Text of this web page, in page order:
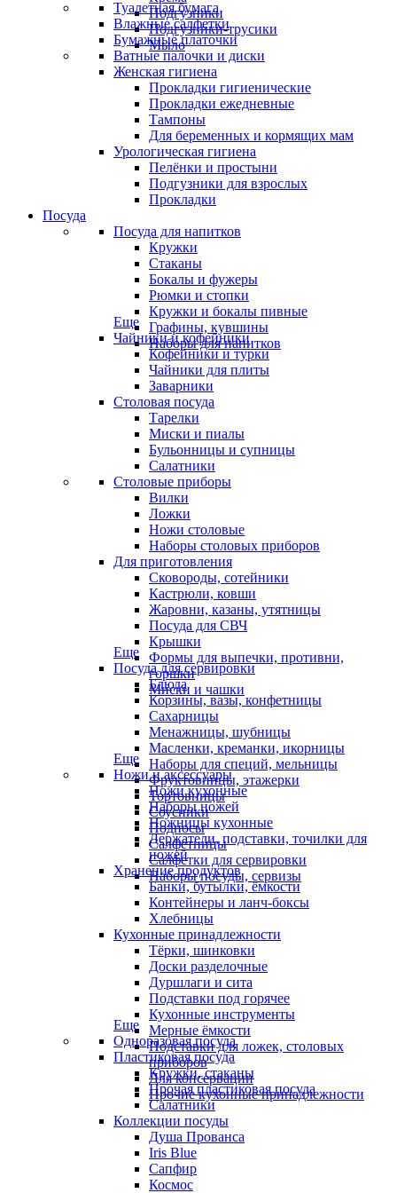
Подгузники
Подгузники-трусики
Мыло
Туалетная бумага
Влажные салфетки
Бумажные платочки
Ватные палочки и диски
Женская гигиена
Прокладки гигиенические
Прокладки ежедневные
Тампоны
Для беременных и кормящих мам
Урологическая гигиена
Пелёнки и простыни
Подгузники для взрослых
Прокладки
Посуда
Посуда для напитков
Кружки
Стаканы
Бокалы и фужеры
Рюмки и стопки
Кружки и бокалы пивные
Графины, кувшины
Наборы для напитков
Еще
Чайники и кофейники
Кофейники и турки
Чайники для плиты
Заварники
Столовая посуда
Тарелки
Миски и пиалы
Бульонницы и супницы
Салатники
Столовые приборы
Вилки
Ложки
Ножи столовые
Наборы столовых приборов
Для приготовления
Сковороды, сотейники
Кастрюли, ковши
Жаровни, казаны, утятницы
Посуда для СВЧ
Крышки
Формы для выпечки, противни,
горшки
Миски и чашки
Еще
Посуда для сервировки
Блюда
Корзины, вазы, конфетницы
Сахарницы
Менажницы, шубницы
Масленки, креманки, икорницы
Наборы для специй, мельницы
Фруктовницы, этажерки
Тортовницы
Соусники
Подносы
Салфетницы
Салфетки для сервировки
Наборы посуды, сервизы
Еще
Ножи и аксессуары
Ножи кухонные
Наборы ножей
Ножницы кухонные
Держатели, подставки, точилки для
ножей
Хранение продуктов
Банки, бутылки, ёмкости
Контейнеры и ланч-боксы
Хлебницы
Кухонные принадлежности
Тёрки, шинковки
Доски разделочные
Дуршлаги и сита
Подставки под горячее
Кухонные инструменты
Мерные ёмкости
Подставки для ложек, столовых
приборов
Для консервации
Прочие кухонные принадлежности
Еще
Одноразовая посуда
Пластиковая посуда
Кружки, стаканы
Прочая пластиковая посуда
Салатники
Коллекции посуды
Душа Прованса
Iris Blue
Сапфир
Космос